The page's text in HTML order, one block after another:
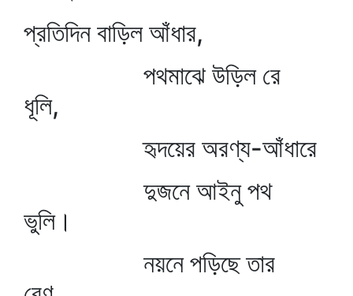
প্রতিদিন বাড়িল আঁধার,
পথমাঝে উড়িল রে
ধূলি,
হৃদয়ের অরণ্য-আঁধারে
দুজনে আইনু পথ
ভুলি।
নয়নে পড়িছে তার